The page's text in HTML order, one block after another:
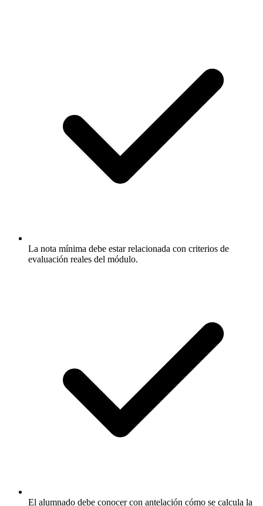
La nota mínima debe estar relacionada con criterios de
evaluación reales del módulo.
El alumnado debe conocer con antelación cómo se calcula la